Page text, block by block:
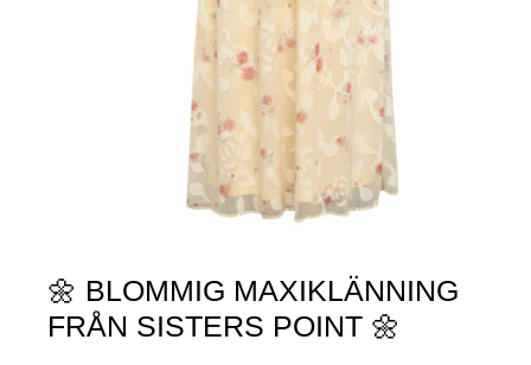
🌼 BLOMMIG MAXIKLÄNNING
FRÅN SISTERS POINT 🌼